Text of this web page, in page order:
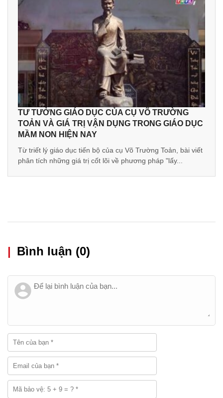
TƯ TƯỞNG GIÁO DỤC CỦA CỤ VÕ TRƯỜNG
TOẢN VÀ GIÁ TRỊ VẬN DỤNG TRONG GIÁO DỤC
MẦM NON HIỆN NAY
Từ triết lý giáo dục tiến bộ của cụ Võ Trường Toản, bài viết
phân tích những giá trị cốt lõi về phương pháp "lấy...
| Bình luận (0)